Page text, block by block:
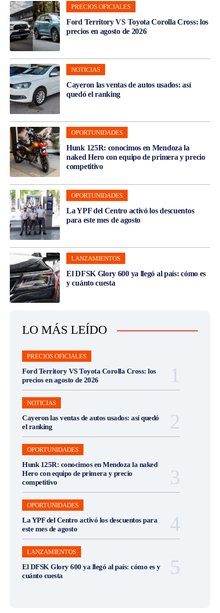
PRECIOS OFICIALES
Ford Territory VS Toyota Corolla Cross: los
precios en agosto de 2026
NOTICIAS
Cayeron las ventas de autos usados: así
quedó el ranking
OPORTUNIDADES
Hunk 125R: conocimos en Mendoza la
naked Hero con equipo de primera y precio
competitivo
OPORTUNIDADES
La YPF del Centro activó los descuentos
para este mes de agosto
LANZAMIENTOS
El DFSK Glory 600 ya llegó al país: cómo es
y cuánto cuesta
LO MÁS LEÍDO
PRECIOS OFICIALES
Ford Territory VS Toyota Corolla Cross: los
precios en agosto de 2026
NOTICIAS
Cayeron las ventas de autos usados: así quedó
el ranking
OPORTUNIDADES
Hunk 125R: conocimos en Mendoza la naked
Hero con equipo de primera y precio
competitivo
OPORTUNIDADES
La YPF del Centro activó los descuentos para
este mes de agosto
LANZAMIENTOS
El DFSK Glory 600 ya llegó al país: cómo es y
cuánto cuesta